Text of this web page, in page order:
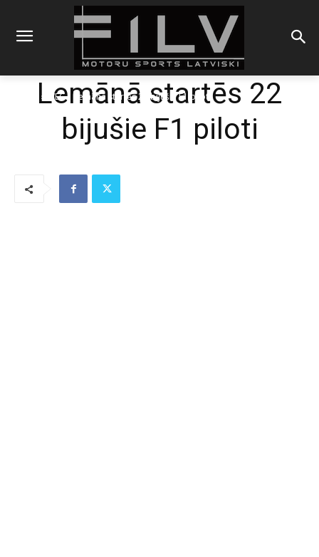
WEC Lemānā startēs 22 bijušie F1 piloti
Lemānā startēs 22
bijušie F1 piloti